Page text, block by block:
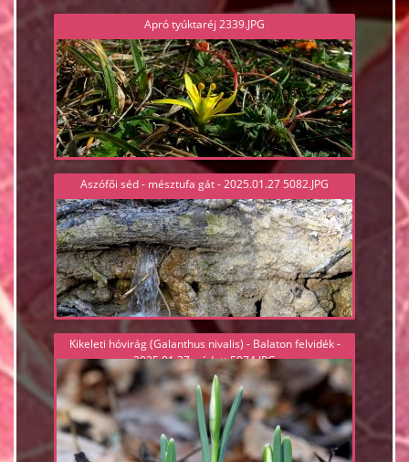
Apró tyúktaréj 2339.JPG
Aszófői séd - mésztufa gát - 2025.01.27 5082.JPG
Kikeleti hóvirág (Galanthus nivalis) - Balaton felvidék -
2025.01.27, védett 5074.JPG